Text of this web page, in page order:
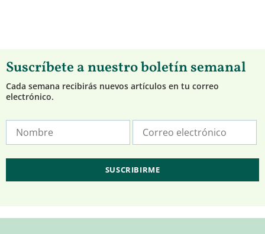
Suscríbete a nuestro boletín semanal
Cada semana recibirás nuevos artículos en tu correo
electrónico.